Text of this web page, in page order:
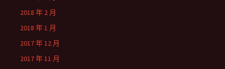
2018 年 2 月
2018 年 1 月
2017 年 12 月
2017 年 11 月